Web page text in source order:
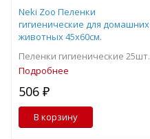
Neki Zoo Пеленки
гигиенические для домашних
животных 45х60см.
Пеленки гигиенические 25шт.
Подробнее
506 ₽
В корзину